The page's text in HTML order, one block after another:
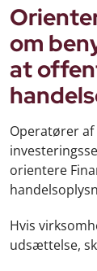
om
at
Operatører
orientere
Hvis
udsættelse,